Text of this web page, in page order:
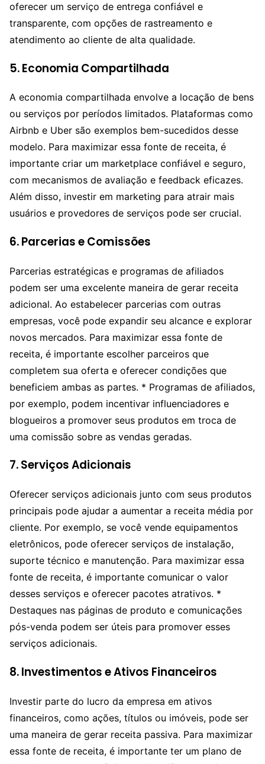
oferecer um serviço de entrega confiável e
transparente, com opções de rastreamento e
atendimento ao cliente de alta qualidade.
5.Economia Compartilhada
A economia compartilhada envolve a locação de bens
ou serviços por períodos limitados. Plataformas como
Airbnb e Uber são exemplos bem-sucedidos desse
modelo. Para maximizar essa fonte de receita, é
importante criar um marketplace confiável e seguro,
com mecanismos de avaliação e feedback eficazes.
Além disso, investir em marketing para atrair mais
usuários e provedores de serviços pode ser crucial.
6.Parcerias e Comissões
Parcerias estratégicas e programas de afiliados
podem ser uma excelente maneira de gerar receita
adicional. Ao estabelecer parcerias com outras
empresas, você pode expandir seu alcance e explorar
novos mercados. Para maximizar essa fonte de
receita, é importante escolher parceiros que
completem sua oferta e oferecer condições que
beneficiem ambas as partes. * Programas de afiliados,
por exemplo, podem incentivar influenciadores e
blogueiros a promover seus produtos em troca de
uma comissão sobre as vendas geradas.
7.Serviços Adicionais
Oferecer serviços adicionais junto com seus produtos
principais pode ajudar a aumentar a receita média por
cliente. Por exemplo, se você vende equipamentos
eletrônicos, pode oferecer serviços de instalação,
suporte técnico e manutenção. Para maximizar essa
fonte de receita, é importante comunicar o valor
desses serviços e oferecer pacotes atrativos. *
Destaques nas páginas de produto e comunicações
pós-venda podem ser úteis para promover esses
serviços adicionais.
8.Investimentos e Ativos Financeiros
Investir parte do lucro da empresa em ativos
financeiros, como ações, títulos ou imóveis, pode ser
uma maneira de gerar receita passiva. Para maximizar
essa fonte de receita, é importante ter um plano de